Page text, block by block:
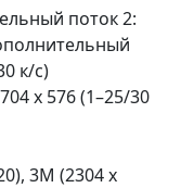
поток 2:
к/с)
x 576 (1–25/30
3M (2304 x